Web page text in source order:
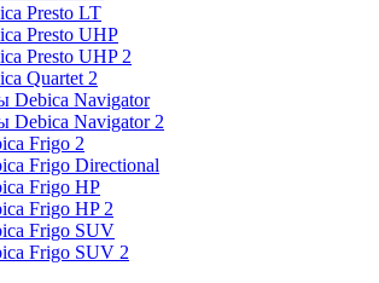
Presto LT
Presto UHP
Presto UHP 2
Quartet 2
Debica Navigator
Debica Navigator 2
Frigo 2
Frigo Directional
Frigo HP
Frigo HP 2
Frigo SUV
Frigo SUV 2